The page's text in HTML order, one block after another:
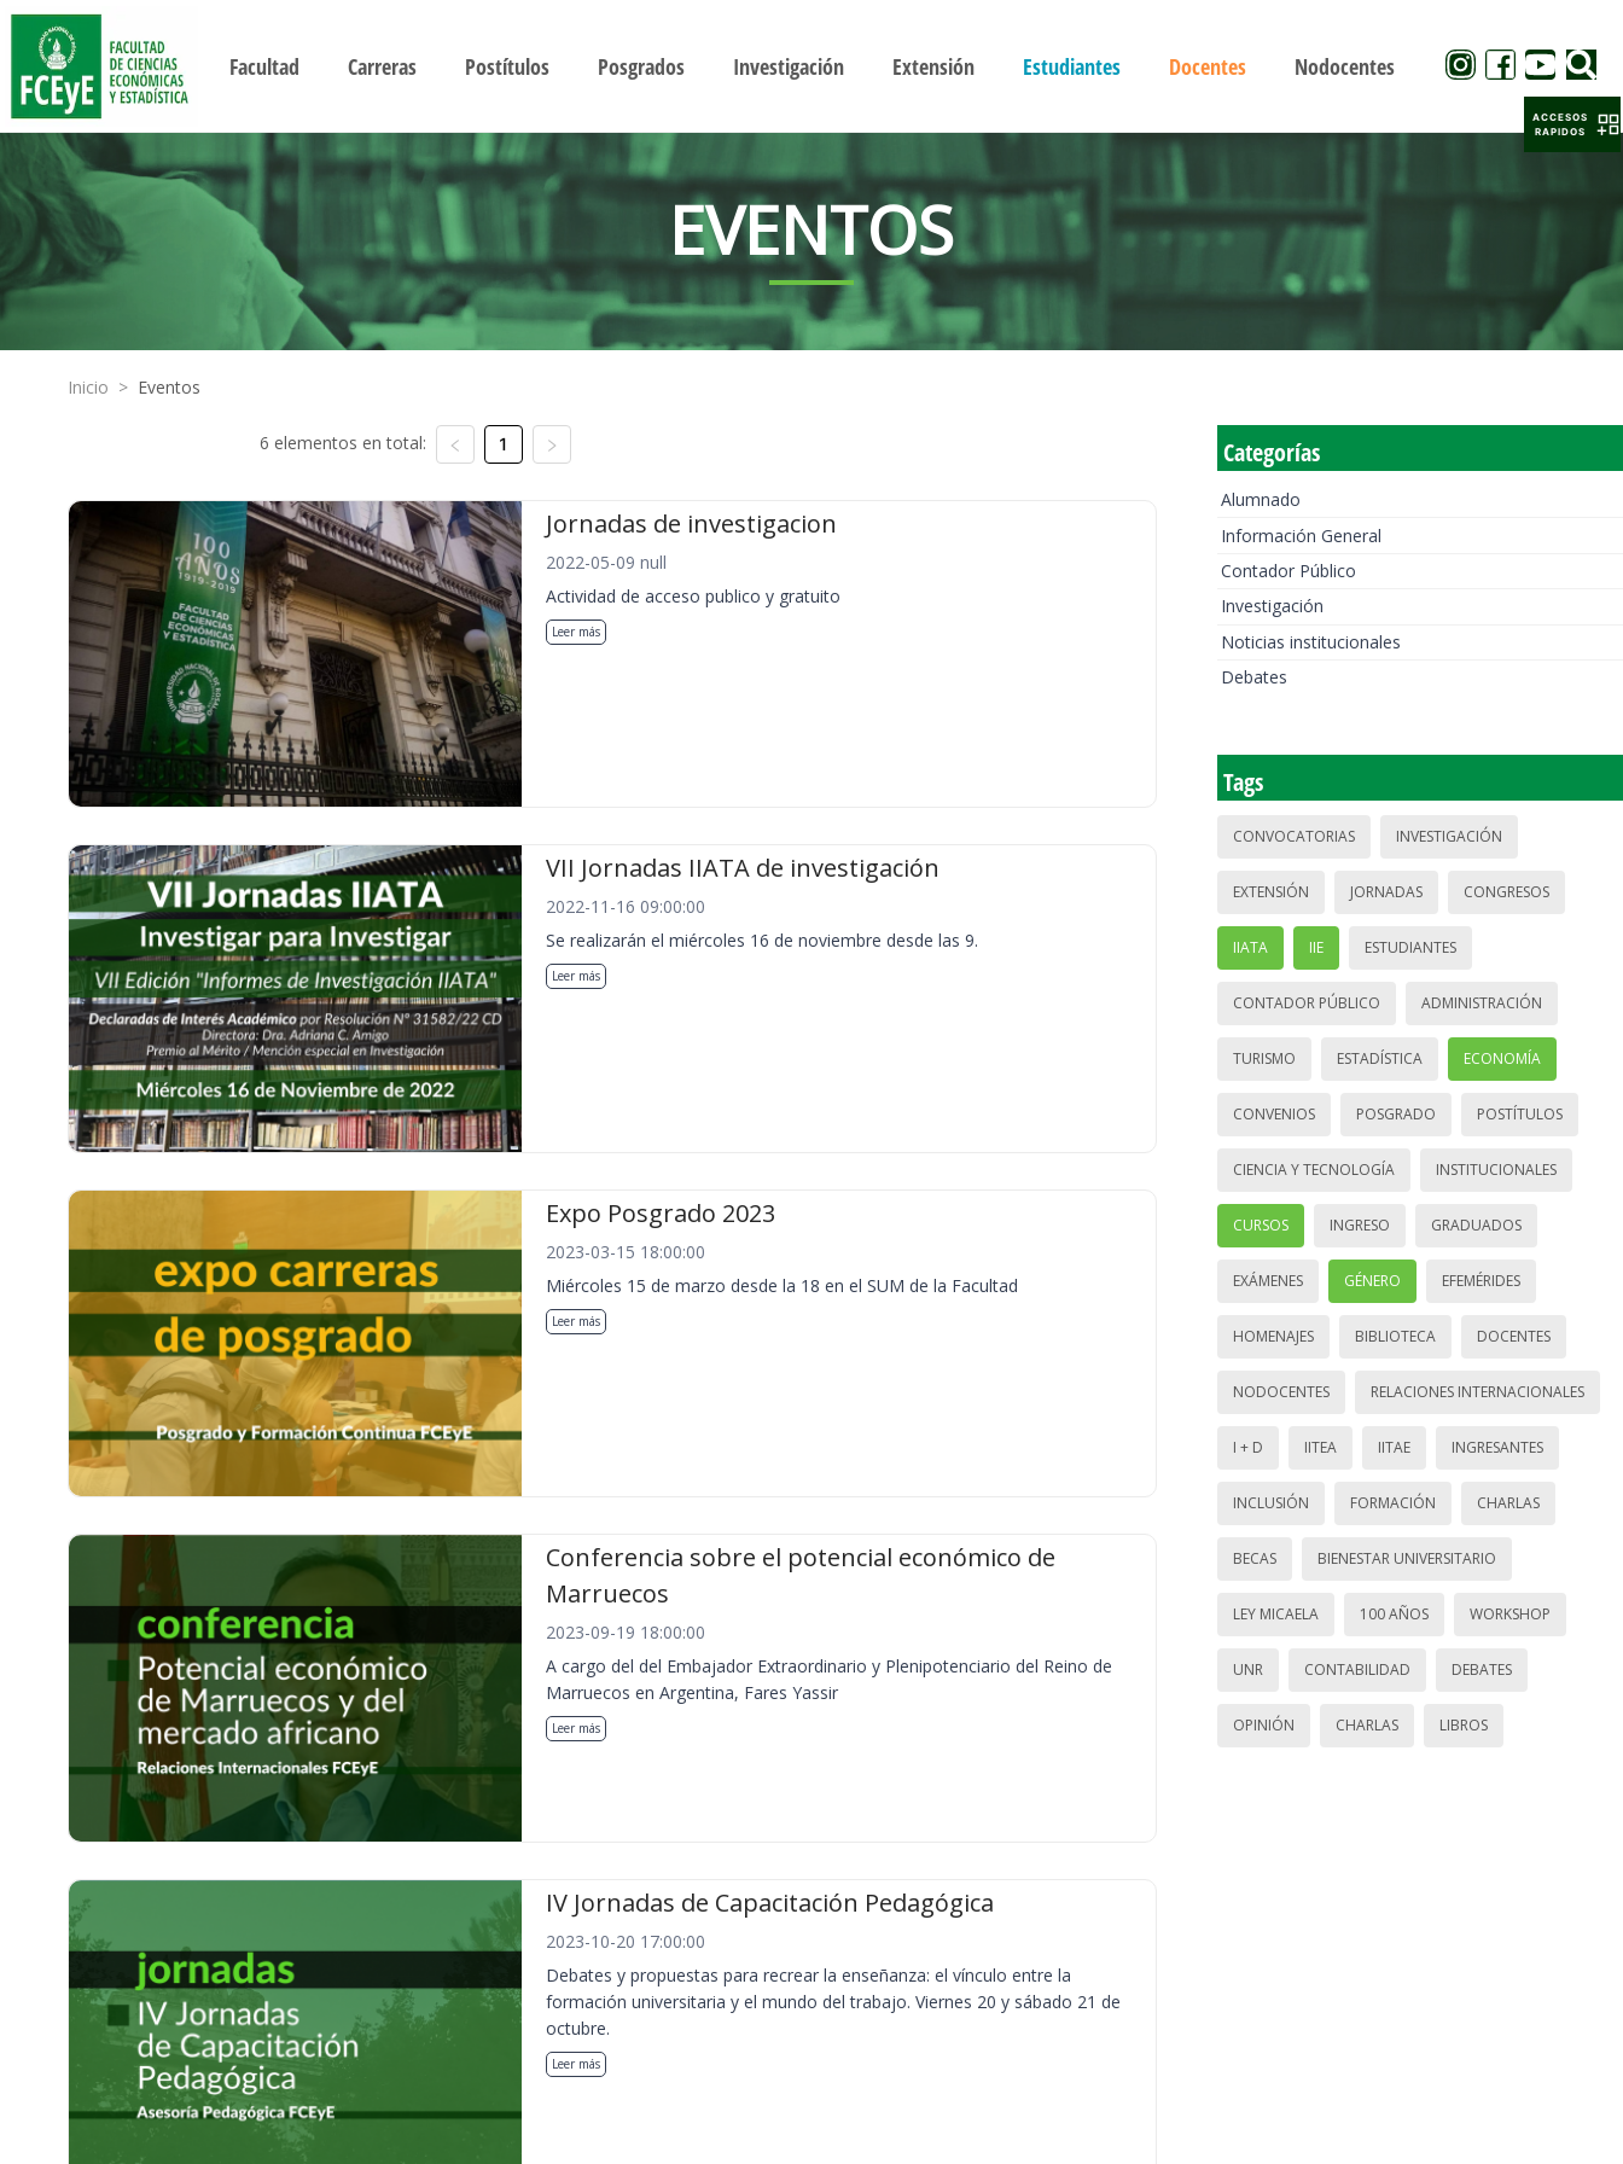
Facultad Carreras Postítulos Posgrados Investigación Extensión Estudiantes Docentes Nodocentes
EVENTOS
Inicio > Eventos
6 elementos en total: 1
Jornadas de investigacion
2022-05-09 null
Actividad de acceso publico y gratuito
Leer más
VII Jornadas IIATA de investigación
2022-11-16 09:00:00
Se realizarán el miércoles 16 de noviembre desde las 9.
Leer más
Expo Posgrado 2023
2023-03-15 18:00:00
Miércoles 15 de marzo desde la 18 en el SUM de la Facultad
Leer más
Conferencia sobre el potencial económico de
Marruecos
2023-09-19 18:00:00
A cargo del del Embajador Extraordinario y Plenipotenciario del Reino de
Marruecos en Argentina, Fares Yassir
Leer más
IV Jornadas de Capacitación Pedagógica
2023-10-20 17:00:00
Debates y propuestas para recrear la enseñanza: el vínculo entre la
formación universitaria y el mundo del trabajo. Viernes 20 y sábado 21 de
octubre.
Leer más
Categorías
Alumnado
Información General
Contador Público
Investigación
Noticias institucionales
Debates
Tags
CONVOCATORIAS INVESTIGACIÓN
EXTENSIÓN JORNADAS CONGRESOS
IIATA IIE ESTUDIANTES
CONTADOR PÚBLICO ADMINISTRACIÓN
TURISMO ESTADÍSTICA ECONOMÍA
CONVENIOS POSGRADO POSTÍTULOS
CIENCIA Y TECNOLOGÍA INSTITUCIONALES
CURSOS INGRESO GRADUADOS
EXÁMENES GÉNERO EFEMÉRIDES
HOMENAJES BIBLIOTECA DOCENTES
NODOCENTES RELACIONES INTERNACIONALES
I + D IITEA IITAE INGRESANTES
INCLUSIÓN FORMACIÓN CHARLAS
BECAS BIENESTAR UNIVERSITARIO
LEY MICAELA 100 AÑOS WORKSHOP
UNR CONTABILIDAD DEBATES
OPINIÓN CHARLAS LIBROS
ACCESOS
RAPIDOS